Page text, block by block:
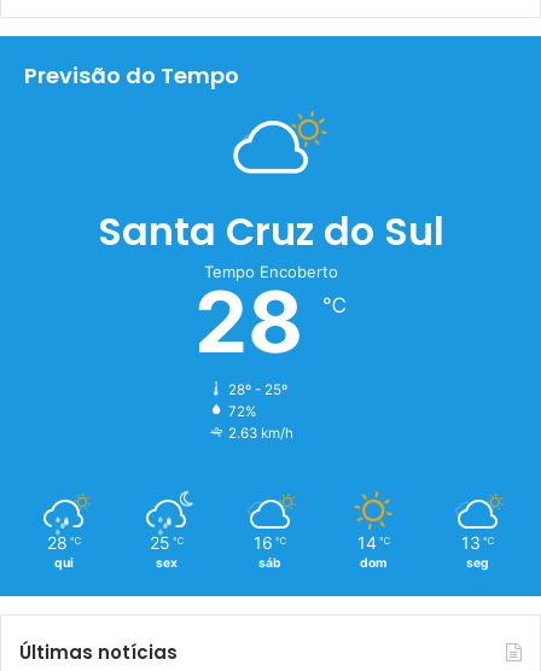
Previsão do Tempo
Santa Cruz do Sul
Tempo Encoberto
28 ℃
28º - 25º
72%
2.63 km/h
28 ℃
qui
25 ℃
sex
16 ℃
sáb
14 ℃
dom
13 ℃
seg
Últimas notícias